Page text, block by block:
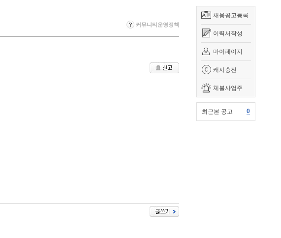
채용공고등록
이력서작성
마이페이지
캐시충전
체불사업주
최근본 공고 0
커뮤니티운영정책